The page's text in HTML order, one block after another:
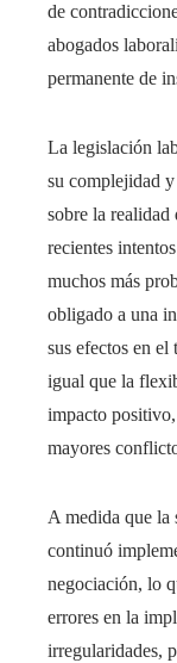
de
abogados
permanente de
La legislación
su complejidad
sobre la realidad
recientes
muchos más
obligado a una
sus efectos en
igual que la
impacto
mayores
A medida que la
continuó
negociación, lo
errores en la
irregularidades,